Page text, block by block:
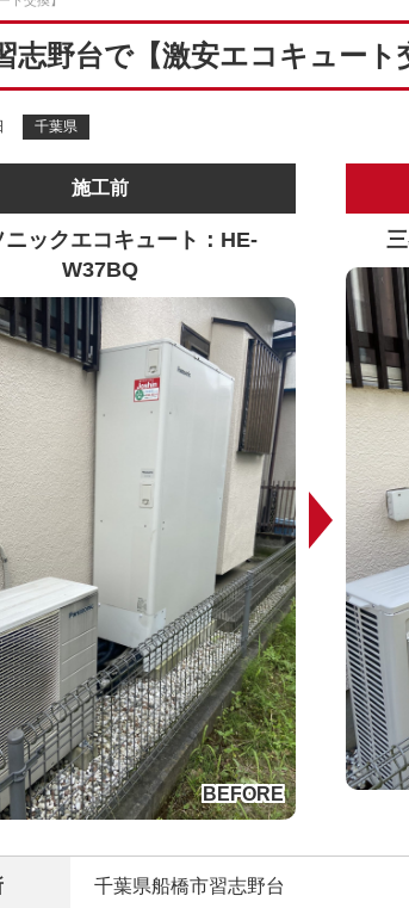
志野台で【激安エコキュート
千葉県
施工前
ニックエコキュート：HE-
W37BQ
千葉県船橋市習志野台